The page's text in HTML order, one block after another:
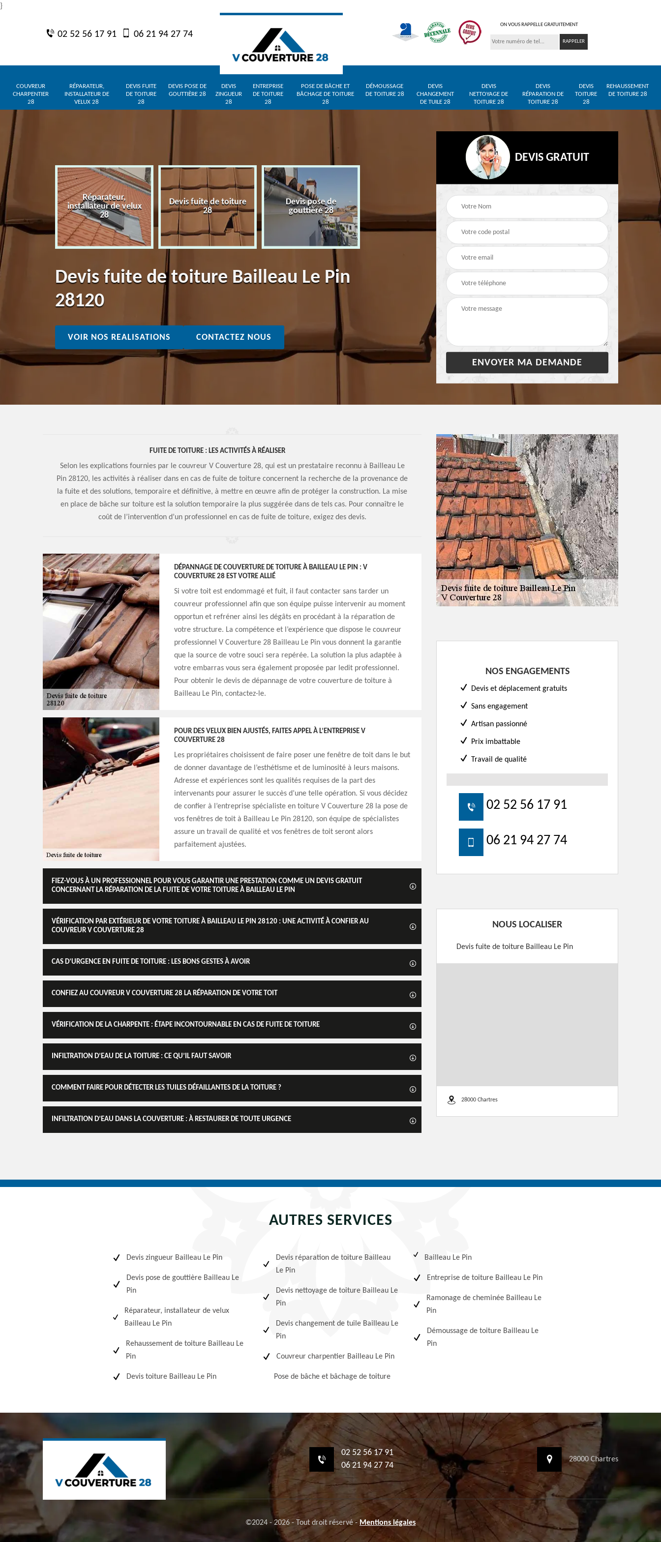
}
02 52 56 17 91 06 21 94 27 74
ON VOUS RAPPELLE GRATUITEMENT
COUVREUR
CHARPENTIER
28
RÉPARATEUR,
INSTALLATEUR DE
VELUX 28
DEVIS FUITE
DE TOITURE
28
DEVIS POSE DE
GOUTTIÈRE 28
DEVIS
ZINGUEUR
28
ENTREPRISE
DE TOITURE
28
POSE DE BÂCHE ET
BÂCHAGE DE TOITURE
28
DÉMOUSSAGE
DE TOITURE 28
DEVIS
CHANGEMENT
DE TUILE 28
DEVIS
NETTOYAGE DE
TOITURE 28
DEVIS
RÉPARATION DE
TOITURE 28
DEVIS
TOITURE
28
REHAUSSEMENT
DE TOITURE 28
Réparateur,
installateur de velux
28
Devis fuite de toiture
28
Devis pose de
gouttière 28
Entreprise de toiture
Pose de bâche et
bâchage de toiture 28
Devis fuite de toiture Bailleau Le Pin
28120
VOIR NOS REALISATIONS CONTACTEZ NOUS
DEVIS GRATUIT
FUITE DE TOITURE : LES ACTIVITÉS À RÉALISER
Selon les explications fournies par le couvreur V Couverture 28, qui est un prestataire reconnu à Bailleau Le
Pin 28120, les activités à réaliser dans en cas de fuite de toiture concernent la recherche de la provenance de
la fuite et des solutions, temporaire et définitive, à mettre en œuvre afin de protéger la construction. La mise
en place de bâche sur toiture est la solution temporaire la plus suggérée dans de tels cas. Pour connaître le
coût de l’intervention d’un professionnel en cas de fuite de toiture, exigez des devis.
DÉPANNAGE DE COUVERTURE DE TOITURE À BAILLEAU LE PIN : V
COUVERTURE 28 EST VOTRE ALLIÉ
Si votre toit est endommagé et fuit, il faut contacter sans tarder un
couvreur professionnel afin que son équipe puisse intervenir au moment
opportun et refréner ainsi les dégâts en procédant à la réparation de
votre structure. La compétence et l’expérience que dispose le couvreur
professionnel V Couverture 28 Bailleau Le Pin vous donnent la garantie
que la source de votre souci sera repérée. La solution la plus adaptée à
votre embarras vous sera également proposée par ledit professionnel.
Pour obtenir le devis de dépannage de votre couverture de toiture à
Bailleau Le Pin, contactez-le.
POUR DES VELUX BIEN AJUSTÉS, FAITES APPEL À L’ENTREPRISE V
COUVERTURE 28
Les propriétaires choisissent de faire poser une fenêtre de toit dans le but
de donner davantage de l’esthétisme et de luminosité à leurs maisons.
Adresse et expériences sont les qualités requises de la part des
intervenants pour assurer le succès d’une telle opération. Si vous décidez
de confier à l’entreprise spécialiste en toiture V Couverture 28 la pose de
vos fenêtres de toit à Bailleau Le Pin 28120, son équipe de spécialistes
assure un travail de qualité et vos fenêtres de toit seront alors
parfaitement ajustées.
FIEZ-VOUS À UN PROFESSIONNEL POUR VOUS GARANTIR UNE PRESTATION COMME UN DEVIS GRATUIT
CONCERNANT LA RÉPARATION DE LA FUITE DE VOTRE TOITURE À BAILLEAU LE PIN
VÉRIFICATION PAR EXTÉRIEUR DE VOTRE TOITURE À BAILLEAU LE PIN 28120 : UNE ACTIVITÉ À CONFIER AU
COUVREUR V COUVERTURE 28
CAS D’URGENCE EN FUITE DE TOITURE : LES BONS GESTES À AVOIR
CONFIEZ AU COUVREUR V COUVERTURE 28 LA RÉPARATION DE VOTRE TOIT
VÉRIFICATION DE LA CHARPENTE : ÉTAPE INCONTOURNABLE EN CAS DE FUITE DE TOITURE
INFILTRATION D’EAU DE LA TOITURE : CE QU’IL FAUT SAVOIR
COMMENT FAIRE POUR DÉTECTER LES TUILES DÉFAILLANTES DE LA TOITURE ?
INFILTRATION D’EAU DANS LA COUVERTURE : À RESTAURER DE TOUTE URGENCE
NOS ENGAGEMENTS
Devis et déplacement gratuits
Sans engagement
Artisan passionné
Prix imbattable
Travail de qualité
02 52 56 17 91
06 21 94 27 74
NOUS LOCALISER
Devis fuite de toiture Bailleau Le Pin
28000 Chartres
AUTRES SERVICES
Devis zingueur Bailleau Le Pin
Devis pose de gouttière Bailleau Le
Pin
Réparateur, installateur de velux
Bailleau Le Pin
Rehaussement de toiture Bailleau Le
Pin
Devis toiture Bailleau Le Pin
Devis réparation de toiture Bailleau
Le Pin
Devis nettoyage de toiture Bailleau Le
Pin
Devis changement de tuile Bailleau Le
Pin
Couvreur charpentier Bailleau Le Pin
Pose de bâche et bâchage de toiture
Bailleau Le Pin
Entreprise de toiture Bailleau Le Pin
Ramonage de cheminée Bailleau Le
Pin
Démoussage de toiture Bailleau Le
Pin
02 52 56 17 91
06 21 94 27 74
28000 Chartres
©2024 - 2026 - Tout droit réservé - Mentions légales